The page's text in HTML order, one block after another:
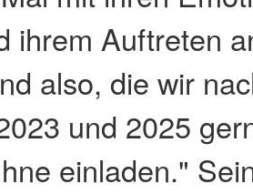
ihrem Auftreten
also, die wir
und 2025
einladen."